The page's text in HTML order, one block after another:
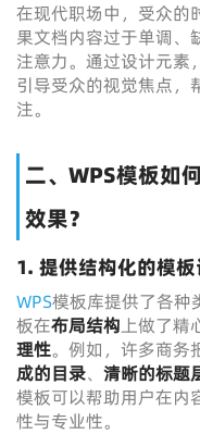
在现代职场中，受众的
果文档内容过于单调、
注意力。通过设计元素
引导受众的视觉焦点，
注。
二、WPS模板如
效果？
1. 提供结构化的模
WPS模板库提供了各种
板在布局结构上做了精
理性。例如，许多商务
成的目录、 清晰的标题
模板可以帮助用户在内
性与专业性。